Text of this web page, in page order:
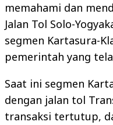
memahami dan
Jalan Tol Solo-
segmen Kartasura-
pemerintah yang
Saat ini segmen
dengan jalan tol
transaksi tertutup,